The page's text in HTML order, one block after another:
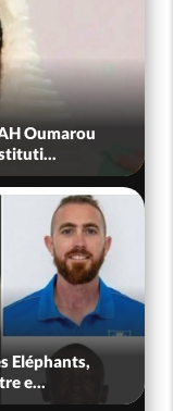
Oumarou
Eléphants,
e...